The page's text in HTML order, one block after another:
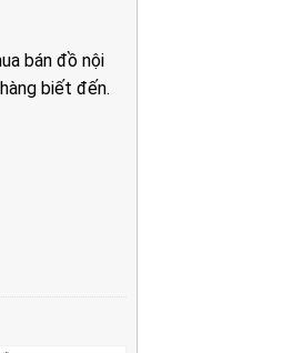
bán đồ nội
biết đến.